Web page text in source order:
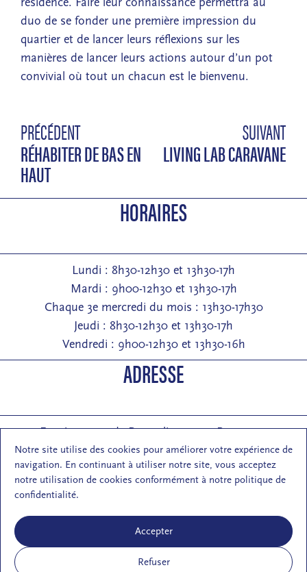
Notre site utilise des cookies pour améliorer votre expérience de
navigation. En continuant à utiliser notre site, vous acceptez
notre utilisation de cookies conformément à notre politique de
confidentialité.
Accepter
Refuser
duo de se fonder une première impression du
quartier et de lancer leurs réflexions sur les
manières de lancer leurs actions autour d’un pot
convivial où tout un chacun est le bienvenu.
PRÉCÉDENT
RÉHABITER DE BAS EN
HAUT
SUIVANT
LIVING LAB CARAVANE
HORAIRES
Lundi : 8h30-12h30 et 13h30-17h
Mardi : 9h00-12h30 et 13h30-17h
Chaque 3e mercredi du mois : 13h30-17h30
Jeudi : 8h30-12h30 et 13h30-17h
Vendredi : 9h00-12h30 et 13h30-16h
ADRESSE
Entrée : 2 rue de Pontarlier 25000 Besançon
Courrier : 1 rue des Martelots 25000 Besançon
E-mail : contact (at) maisondelarchi-fc.fr